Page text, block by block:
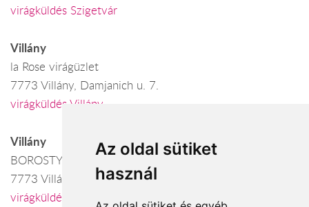
Az oldal sütiket
használ
virágküldés Szigetvár
Villány
la Rose virágüzlet
7773 Villány, Damjanich u. 7.
virágküldés Villány
Villány
BOROSTYÁN VIRÁGÜZLET
7773 Villány, Baross G.u. 21.
virágküldés Villány